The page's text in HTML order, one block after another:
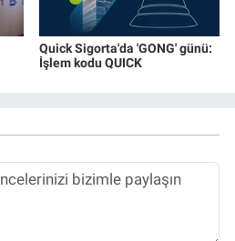
Quick Sigorta'da 'GONG' günü:
İşlem kodu QUICK